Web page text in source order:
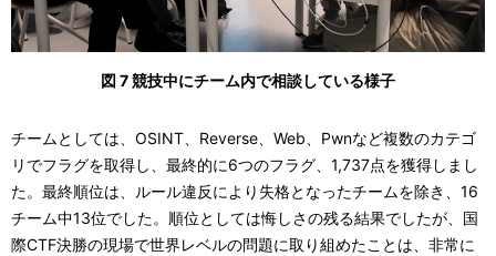
図 7 競技中にチーム内で相談している様子
チームとしては、OSINT、Reverse、Web、Pwnなど複数のカテゴ
リでフラグを取得し、最終的に6つのフラグ、1,737点を獲得しまし
た。最終順位は、ルール違反により失格となったチームを除き、16
チーム中13位でした。順位としては悔しさの残る結果でしたが、国
際CTF決勝の現場で世界レベルの問題に取り組めたことは、非常に